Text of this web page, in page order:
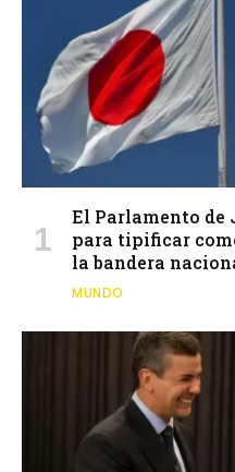
El Parlamento de
para tipificar
la bandera
MUNDO